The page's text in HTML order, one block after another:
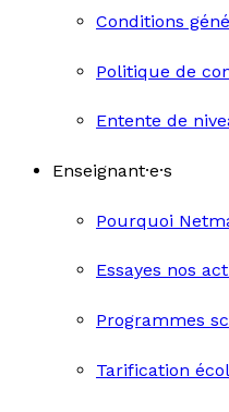
Conditions
Politique de
Entente de
Enseignant·e·s
Pourquoi
Essayes nos
Programmes
Tarification